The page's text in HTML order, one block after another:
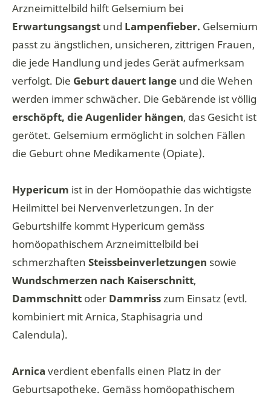
Arzneimittelbild hilft Gelsemium bei
Erwartungsangst und Lampenfieber. Gelsemium
passt zu ängstlichen, unsicheren, zittrigen Frauen,
die jede Handlung und jedes Gerät aufmerksam
verfolgt. Die Geburt dauert lange und die Wehen
werden immer schwächer. Die Gebärende ist völlig
erschöpft, die Augenlider hängen, das Gesicht ist
gerötet. Gelsemium ermöglicht in solchen Fällen
die Geburt ohne Medikamente (Opiate).
Hypericum ist in der Homöopathie das wichtigste
Heilmittel bei Nervenverletzungen. In der
Geburtshilfe kommt Hypericum gemäss
homöopathischem Arzneimittelbild bei
schmerzhaften Steissbeinverletzungen sowie
Wundschmerzen nach Kaiserschnitt,
Dammschnitt oder Dammrisszum Einsatz (evtl.
kombiniert mit Arnica, Staphisagria und
Calendula).
Arnica verdient ebenfalls einen Platz in der
Geburtsapotheke. Gemäss homöopathischem